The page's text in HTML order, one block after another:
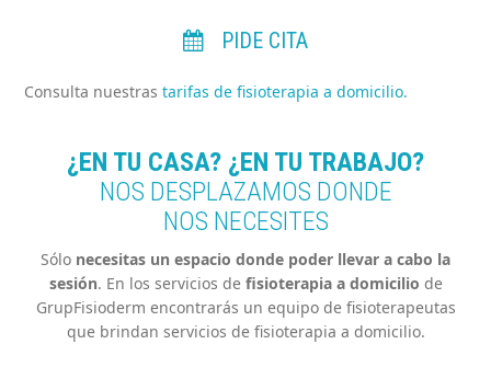
PIDE CITA
Consulta nuestrastarifas de fisioterapia a domicilio.
¿EN TU CASA? ¿EN TU TRABAJO?
NOS DESPLAZAMOS DONDE
NOS NECESITES
Sólo necesitas un espacio donde poder llevar a cabo la
sesión. En los servicios de fisioterapia a domicilio de
GrupFisioderm encontrarás un equipo de fisioterapeutas
que brindan servicios de fisioterapia a domicilio.